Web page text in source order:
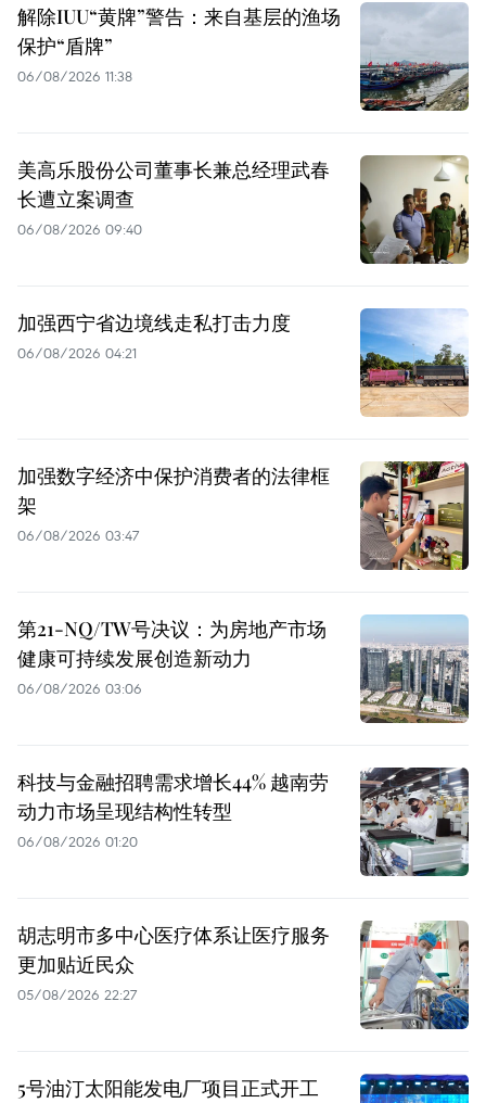
解除IUU“黄牌”警告：来自基层的渔场
保护“盾牌”
06/08/2026 11:38
美高乐股份公司董事长兼总经理武春
长遭立案调查
06/08/2026 09:40
加强西宁省边境线走私打击力度
06/08/2026 04:21
加强数字经济中保护消费者的法律框
架
06/08/2026 03:47
第21-NQ/TW号决议：为房地产市场
健康可持续发展创造新动力
06/08/2026 03:06
科技与金融招聘需求增长44% 越南劳
动力市场呈现结构性转型
06/08/2026 01:20
胡志明市多中心医疗体系让医疗服务
更加贴近民众
05/08/2026 22:27
5号油汀太阳能发电厂项目正式开工